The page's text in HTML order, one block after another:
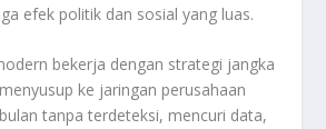
efek politik dan sosial yang luas.
bekerja dengan strategi jangka
ke jaringan perusahaan
tanpa terdeteksi, mencuri data,